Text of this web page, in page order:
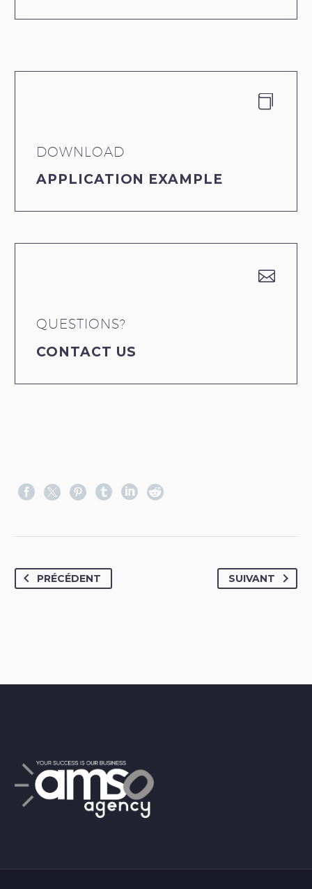


DOWNLOAD
APPLICATION EXAMPLE


QUESTIONS?
CONTACT US
PRÉCÉDENT SUIVANT